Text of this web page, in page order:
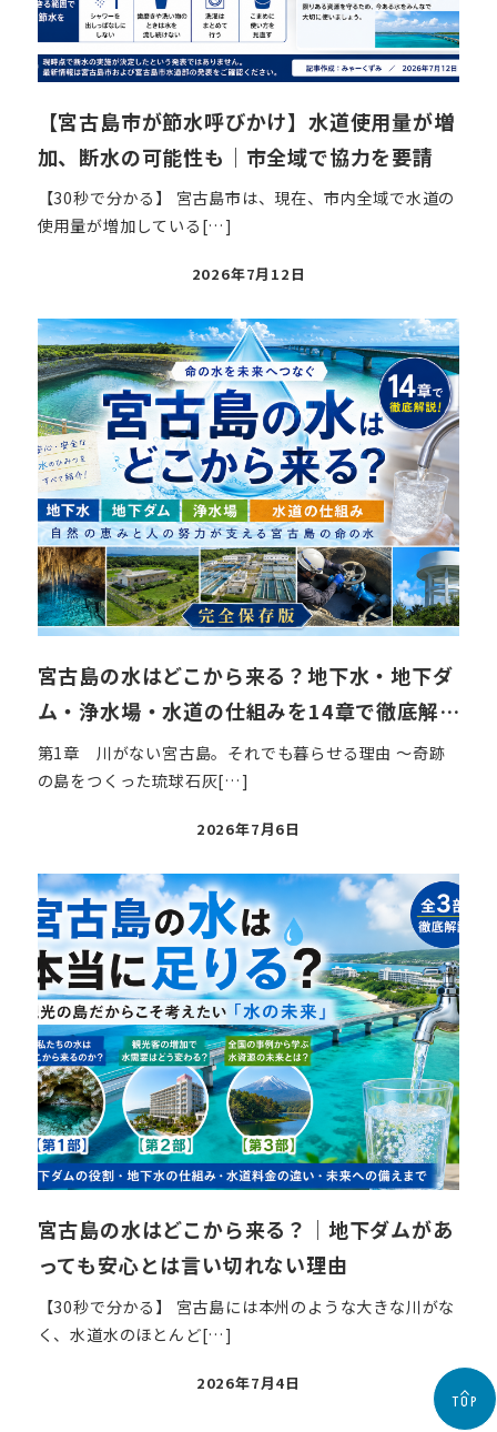
【宮古島市が節水呼びかけ】水道使用量が増
加、断水の可能性も｜市全域で協力を要請
【30秒で分かる】 宮古島市は、現在、市内全域で水道の
使用量が増加している[…]
投
日
2026年7月12日
宮古島の水はどこから来る？地下水・地下ダ
ム・浄水場・水道の仕組みを14章で徹底解…
第1章 川がない宮古島。それでも暮らせる理由 ～奇跡
の島をつくった琉球石灰[…]
投
日
2026年7月6日
宮古島の水はどこから来る？｜地下ダムがあ
っても安心とは言い切れない理由
【30秒で分かる】 宮古島には本州のような大きな川がな
く、水道水のほとんど[…]
投
2026年7月4日
TOP